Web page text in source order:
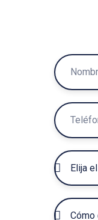
N
O
B
E
T
E
É
O
D
O
T
P